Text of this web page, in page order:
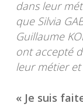
dans leur
que Silvia
Guillaume
ont accepté
leur métier et
« Je suis